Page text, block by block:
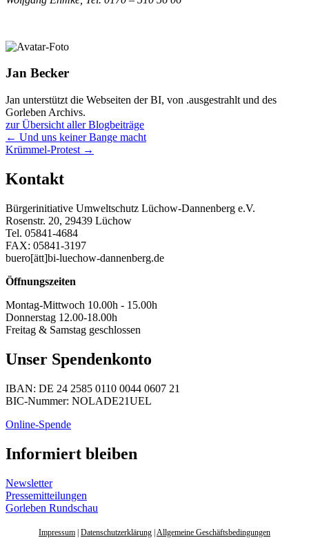
Jan Becker
Jan unterstützt die Webseiten der BI, von .ausgestrahlt und des
Gorleben Archivs.
zur Übersicht aller Blogbeiträge
Posts
navigation
← Und uns keiner Bange macht
Krümmel-Protest →
Kontakt
Bürgerinitiative Umweltschutz Lüchow-Dannenberg e.V.
Rosenstr. 20, 29439 Lüchow
Tel. 05841-4684
FAX: 05841-3197
buero[ätt]bi-luechow-dannenberg.de
Öffnungszeiten
Montag-Mittwoch 10.00h - 15.00h
Donnerstag 12.00-18.00h
Freitag & Samstag geschlossen
Unser Spendenkonto
IBAN: DE 24 2585 0110 0044 0607 21
BIC-Nummer: NOLADE21UEL
Online-Spende
Informiert bleiben
Newsletter
Pressemitteilungen
Gorleben Rundschau
Impressum | Datenschutzerklärung | Allgemeine Geschäftsbedingungen